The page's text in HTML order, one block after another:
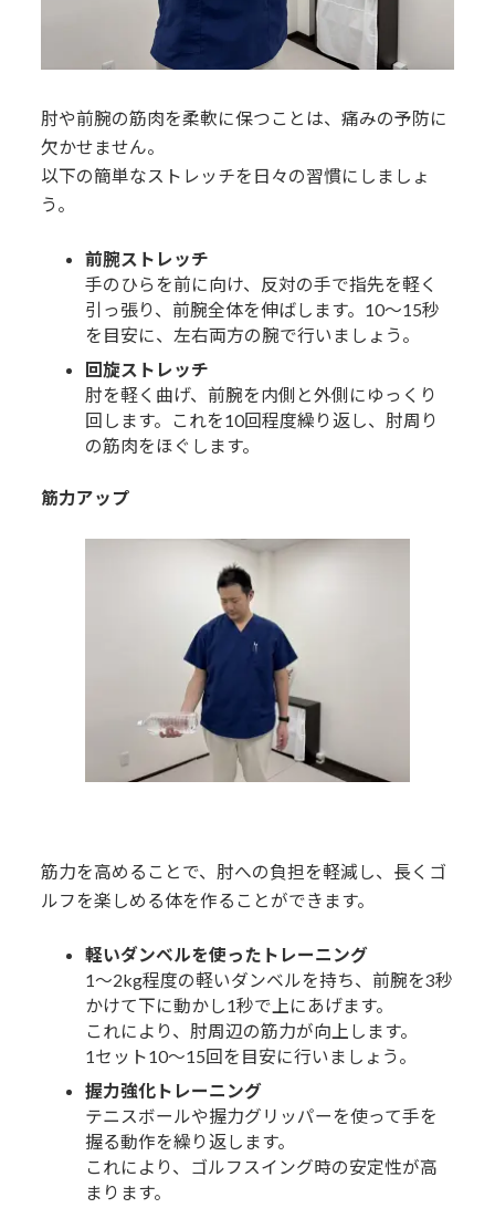
肘や前腕の筋肉を柔軟に保つことは、痛みの予防に
欠かせません。
以下の簡単なストレッチを日々の習慣にしましょ
う。
前腕ストレッチ
手のひらを前に向け、反対の手で指先を軽く
引っ張り、前腕全体を伸ばします。10～15秒
を目安に、左右両方の腕で行いましょう。
回旋ストレッチ
肘を軽く曲げ、前腕を内側と外側にゆっくり
回します。これを10回程度繰り返し、肘周り
の筋肉をほぐします。
筋力アップ
筋力を高めることで、肘への負担を軽減し、長くゴ
ルフを楽しめる体を作ることができます。
軽いダンベルを使ったトレーニング
1～2kg程度の軽いダンベルを持ち、前腕を3秒
かけて下に動かし1秒で上にあげます。
これにより、肘周辺の筋力が向上します。
1セット10～15回を目安に行いましょう。
握力強化トレーニング
テニスボールや握力グリッパーを使って手を
握る動作を繰り返します。
これにより、ゴルフスイング時の安定性が高
まります。